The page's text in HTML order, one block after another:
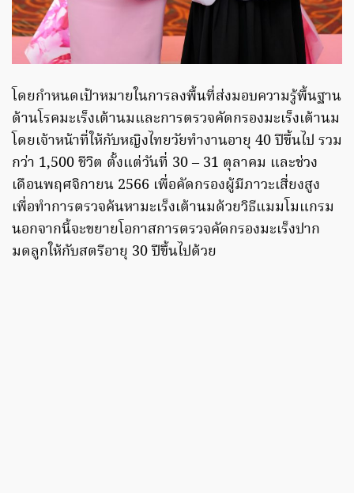
โดยกำหนดเป้าหมายในการลงพื้นที่ส่งมอบความรู้พื้นฐาน
ด้านโรคมะเร็งเต้านมและการตรวจคัดกรองมะเร็งเต้านม
โดยเจ้าหน้าที่ให้กับหญิงไทยวัยทำงานอายุ 40 ปีขึ้นไป รวม
กว่า 1,500 ชีวิต ตั้งแต่วันที่ 30 – 31 ตุลาคม และช่วง
เดือนพฤศจิกายน 2566 เพื่อคัดกรองผู้มีภาวะเสี่ยงสูง
เพื่อทำการตรวจค้นหามะเร็งเต้านมด้วยวิธีแมมโมแกรม
นอกจากนี้จะขยายโอกาสการตรวจคัดกรองมะเร็งปาก
มดลูกให้กับสตรีอายุ 30 ปีขึ้นไปด้วย